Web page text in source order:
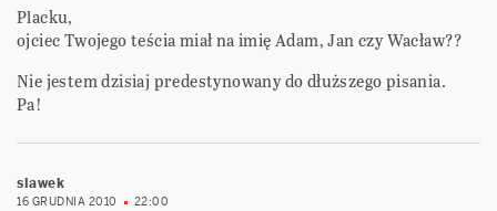
Placku,
ojciec Twojego teścia miał na imię Adam, Jan czy Wacław??
Nie jestem dzisiaj predestynowany do dłuższego pisania.
Pa!
slawek
16 GRUDNIA 2010 22:00